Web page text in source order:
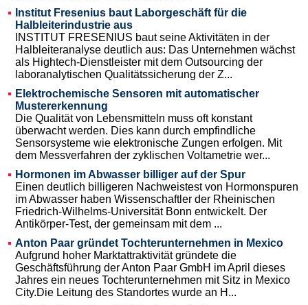
Institut Fresenius baut Laborgeschäft für die
Halbleiterindustrie aus
INSTITUT FRESENIUS baut seine Aktivitäten in der
Halbleiteranalyse deutlich aus: Das Unternehmen wächst
als Hightech-Dienstleister mit dem Outsourcing der
laboranalytischen Qualitätssicherung der Z...
Elektrochemische Sensoren mit automatischer
Mustererkennung
Die Qualität von Lebensmitteln muss oft konstant
überwacht werden. Dies kann durch empfindliche
Sensorsysteme wie elektronische Zungen erfolgen. Mit
dem Messverfahren der zyklischen Voltametrie wer...
Hormonen im Abwasser billiger auf der Spur
Einen deutlich billigeren Nachweistest von Hormonspuren
im Abwasser haben Wissenschaftler der Rheinischen
Friedrich-Wilhelms-Universität Bonn entwickelt. Der
Antikörper-Test, der gemeinsam mit dem ...
Anton Paar gründet Tochterunternehmen in Mexico
Aufgrund hoher Marktattraktivität gründete die
Geschäftsführung der Anton Paar GmbH im April dieses
Jahres ein neues Tochterunternehmen mit Sitz in Mexico
City.Die Leitung des Standortes wurde an H...